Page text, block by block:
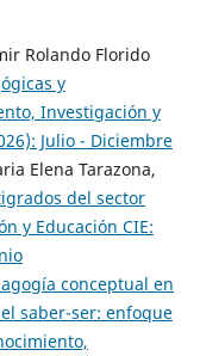
Rolando Florido
y
Investigación y
Julio - Diciembre
Elena Tarazona,
del sector
y Educación CIE:
conceptual en
saber-ser: enfoque